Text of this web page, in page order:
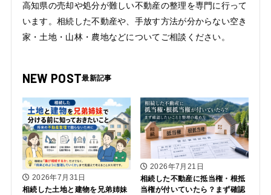
高知県の売却や処分が難しい不動産の整理を専門に行って
います。相続した不動産や、手放す方法が分からない空き
家・土地・山林・農地などについてご相談ください。
NEW POST
2026年7月31日
相続した土地と建物を兄弟姉妹
2026年7月21日
相続した不動産に抵当権・根抵
当権が付いていたら？まず確認